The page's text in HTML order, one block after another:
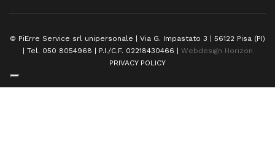
© PiErre Service srl unipersonale | Via G. Impastato 3 | 56122 Pisa (PI)
| Tel. 050 8054968 | P.I./C.F. 02218430466 | Webdesign Horizon
PRIVACY POLICY